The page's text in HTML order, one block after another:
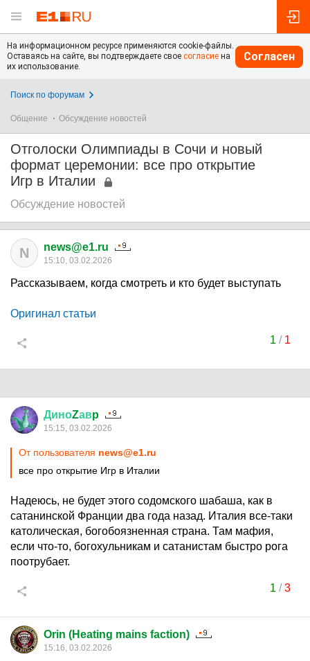
На информационном ресурсе применяются cookie-файлы.
Оставаясь на сайте, вы подтверждаете свое согласие на
их использование.
Согласен
Поиск по форумам
Общение Обсуждение новостей
Отголоски Олимпиады в Сочи и новый
формат церемонии: все про открытие
Игр в Италии
Обсуждение новостей
N news@e1.ru
15:10, 03.02.2026
Рассказываем, когда смотреть и кто будет выступать
Оригинал статьи
1 / 1
ДиноZавp
15:15, 03.02.2026
От пользователя news@e1.ru
все про открытие Игр в Италии
Надеюсь, не будет этого содомского шабаша, как в
сатанинской Франции два года назад. Италия все-таки
католическая, богобоязненная страна. Там мафия,
если что-то, богохульникам и сатанистам быстро рога
поотрубает.
1 /3
Orin (Heating mains faction)
15:16, 03.02.2026